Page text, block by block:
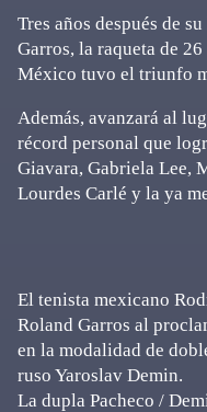
Tres años después de
Garros, la raqueta de
México tuvo el triunfo
Además, avanzará al
récord personal que
Giavara, Gabriela Lee,
Lourdes Carlé y la ya
El tenista mexicano
Roland Garros al
en la modalidad de
ruso Yaroslav Demin.
La dupla Pacheco /